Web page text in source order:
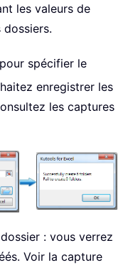
les valeurs de
pour spécifier le
enregistrer les
les captures
: vous verrez
Voir la capture